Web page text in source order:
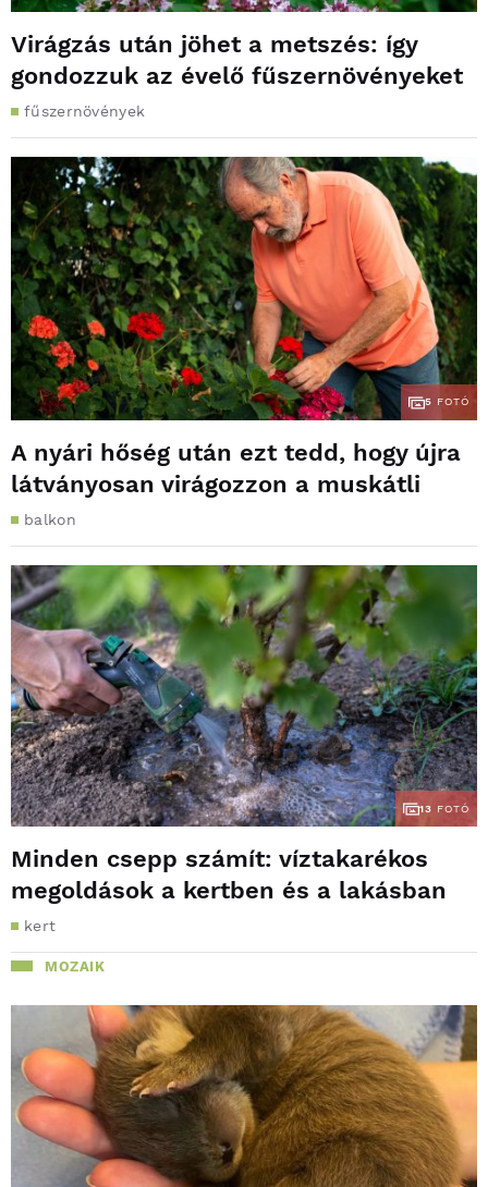
Virágzás után jöhet a metszés: így
gondozzuk az évelő fűszernövényeket
fűszernövények
5 FOTÓ
A nyári hőség után ezt tedd, hogy újra
látványosan virágozzon a muskátli
balkon
13 FOTÓ
Minden csepp számít: víztakarékos
megoldások a kertben és a lakásban
kert
MOZAIK